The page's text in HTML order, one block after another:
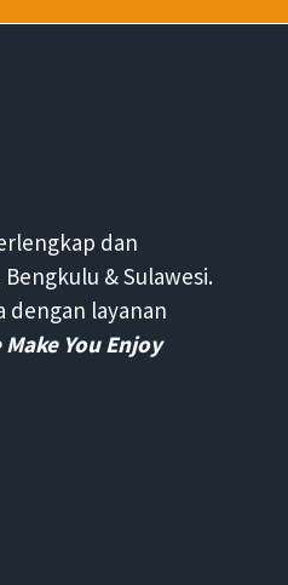
dan
& Sulawesi.
dengan layanan
Make You Enjoy